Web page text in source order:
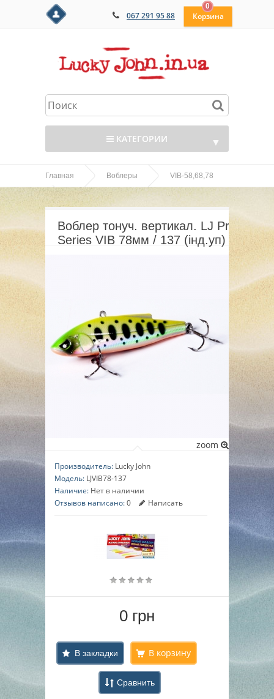
067 291 95 88
0
КАТЕГОРИИ ▼
▼
Главная Воблеры VIB-58,68,78
Воблер тонуч. вертикал. LJ Pro Series VIB 78мм
/ 137 (інд.уп)
Воблер тонуч. вертикал. LJ Pro
Series VIB 78мм / 137 (інд.уп)
zoom
Производитель: Lucky John
Модель: LJVIB78-137
Наличие: Нет в наличии
Отзывов написано:0 Написать
0 грн
В закладки
Сравнить